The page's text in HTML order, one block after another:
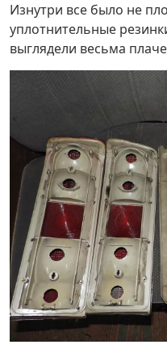
Изнутри все было не
уплотнительные
выглядели весьма